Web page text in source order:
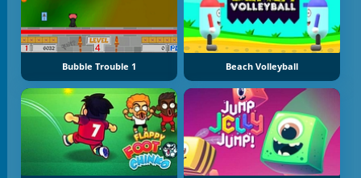
Bubble Trouble 1 Beach Volleyball